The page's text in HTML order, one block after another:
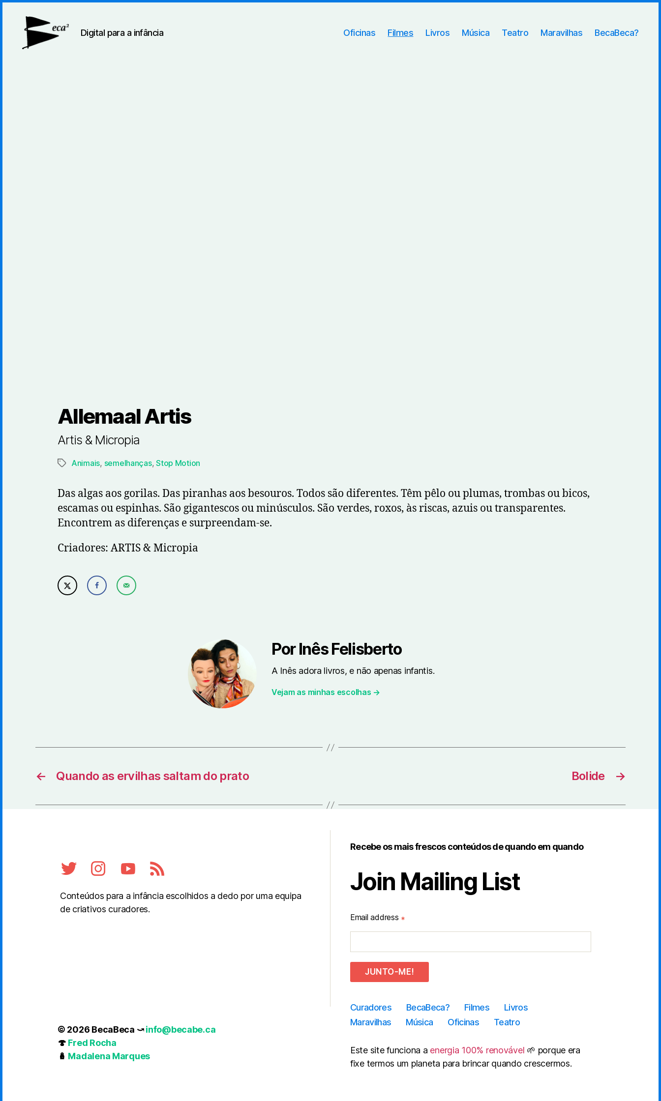
Digital para a infância Oficinas Filmes Livros Música Teatro Maravilhas BecaBeca?
Allemaal Artis
Artis & Micropia
Etiquetas
Animais, semelhanças,Stop Motion
Das algas aos gorilas. Das piranhas aos besouros. Todos são diferentes. Têm pêlo ou plumas, trombas ou bicos,
escamas ou espinhas. São gigantescos ou minúsculos. São verdes, roxos, às riscas, azuis ou transparentes.
Encontrem as diferenças e surpreendam-se.
Criadores: ARTIS & Micropia
Por Inês Felisberto
A Inês adora livros, e não apenas infantis.
Vejam as minhas escolhas →
← Quando as ervilhas saltam do prato →
Bolide
Conteúdos para a infância escolhidos a dedo por uma equipa
de criativos curadores.
Recebe os mais frescos conteúdos de quando em quando
Join Mailing List
Email address *
JUNTO-ME!
© 2026 BecaBeca ⤻info@becabe.ca
🍄 Fred Rocha
🪆 Madalena Marques
Curadores BecaBeca? Filmes
Livros
Maravilhas
Música Oficinas Teatro
Este site funciona a energia 100% renovável 🌱 porque era
fixe termos um planeta para brincar quando crescermos.